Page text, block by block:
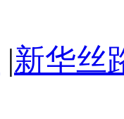
|新华丝